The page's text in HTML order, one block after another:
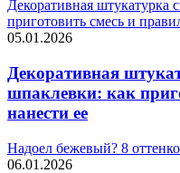
Декоративная штукатурка
приготовить смесь и
05.01.2026
Декоративная
шпаклевки: как
нанести ее
Надоел бежевый? 8
06.01.2026